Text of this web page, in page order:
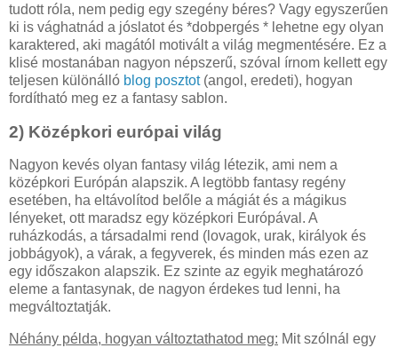
tudott róla, nem pedig egy szegény béres? Vagy egyszerűen
ki is vághatnád a jóslatot és *dobpergés * lehetne egy olyan
karaktered, aki magától motivált a világ megmentésére. Ez a
klisé mostanában nagyon népszerű, szóval írnom kellett egy
teljesen különálló blog posztot(angol, eredeti), hogyan
fordítható meg ez a fantasy sablon.
2) Középkori európai világ
Nagyon kevés olyan fantasy világ létezik, ami nem a
középkori Európán alapszik. A legtöbb fantasy regény
esetében, ha eltávolítod belőle a mágiát és a mágikus
lényeket, ott maradsz egy középkori Európával. A
ruházkodás, a társadalmi rend (lovagok, urak, királyok és
jobbágyok), a várak, a fegyverek, és minden más ezen az
egy időszakon alapszik. Ez szinte az egyik meghatározó
eleme a fantasynak, de nagyon érdekes tud lenni, ha
megváltoztatják.
Néhány példa, hogyan változtathatod meg: Mit szólnál egy